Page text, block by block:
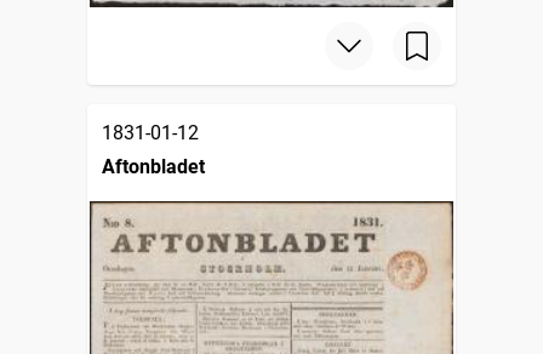
1831-01-12
Aftonbladet